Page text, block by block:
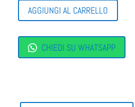
QUANTITÀ
AGGIUNGI AL CARRELLO
CHIEDI SU WHATSAPP